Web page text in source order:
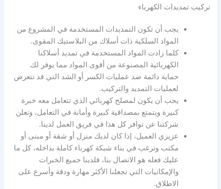
تركيب تمديدات الكهرباء
يجب أن تكون التمديدات المستخدمة في المشروع من
المواد السلكية ذات أسلاك من البلاستيك المقوى.
كلما زادت المواد المستخدمة في تمديد أسلاكنا
الكهربائية المصنوعة من أقوى المواد مما يوفر لك
حماية دائمة ضد عمليات الكسر أو الشد التي قد تتعرض
لعمليات التمديد والتركيب.
يجب أن يكون لمصلح كهربائي الذي تتعامل معه خبرة
كبيرة ويتمتع بمصداقية كبيرة وأمانة في التعامل، وتعلن
شركتنا عن توافر كل هذا في فريق العمل لدينا.
عزيزي العميل، إذا كان لديك منزل أو شقة أو مبنى أو
مكتب وترغب في بناء شبكة كهرباء كاملة بداخله، كل ما
عليك فعله هو الاتصال بنا، فلدينا جميع الخبرات
والإمكانيات التي تجعلنا الأكثر مهارة ودقة وأسرع على
الاطلاق.